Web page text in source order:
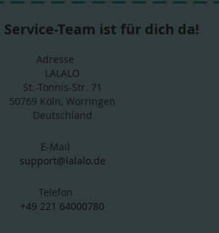
Service-Team ist für dich da!
Adresse
LALALO
St.-Tönnis-Str. 71
50769 Köln, Worringen
Deutschland
E-Mail
support@lalalo.de
Telefon
+49 221 64000780